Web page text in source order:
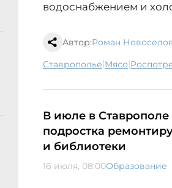
водоснабжением и
Автор:Роман
Ставрополье| мясо|
В июле в Ставрополе
подростка
и библиотеки
16 июля, 08:00Образование